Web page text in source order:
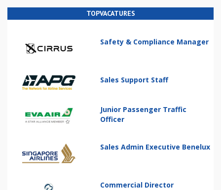
TOPVACATURES
Safety & Compliance Manager
Sales Support Staff
Junior Passenger Traffic
Officer
Sales Admin Executive Benelux
Commercial Director